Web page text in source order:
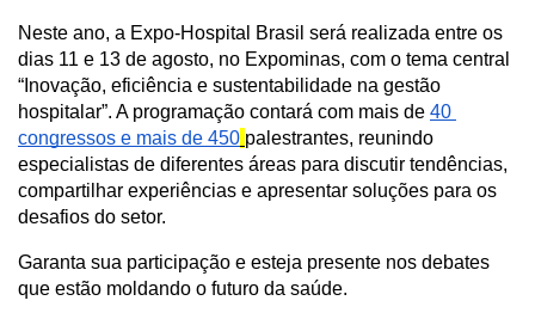
Neste ano, a Expo-Hospital Brasil será realizada entre os
dias 11 e 13 de agosto, no Expominas, com o tema central
“Inovação, eficiência e sustentabilidade na gestão
hospitalar”. A programação contará com mais de 40
congressos e mais de 450 palestrantes, reunindo
especialistas de diferentes áreas para discutir tendências,
compartilhar experiências e apresentar soluções para os
desafios do setor.
Garanta sua participação e esteja presente nos debates
que estão moldando o futuro da saúde.